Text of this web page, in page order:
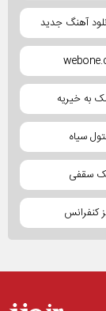
آهنگ جدید
به خیریه
سیاه
سقفی
کنفرانس